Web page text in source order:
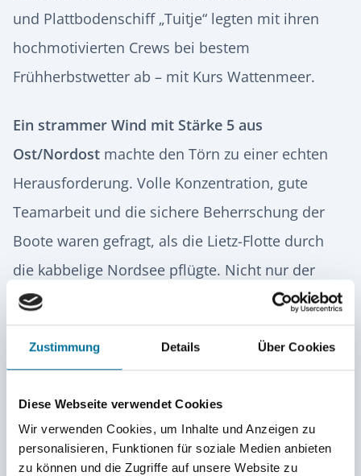
Zustimmung Details Über Cookies
Diese Webseite verwendet Cookies
Wir verwenden Cookies, um Inhalte und Anzeigen zu
personalisieren, Funktionen für soziale Medien anbieten
zu können und die Zugriffe auf unsere Website zu
und Plattbodenschiff „Tuitje“ legten mit ihren
hochmotivierten Crews bei bestem
Frühherbstwetter ab – mit Kurs Wattenmeer.
Ein strammer Wind mit Stärke 5 aus
Ost/Nordost machte den Törn zu einer echten
Herausforderung. Volle Konzentration, gute
Teamarbeit und die sichere Beherrschung der
Boote waren gefragt, als die Lietz-Flotte durch
die kabbelige Nordsee pflügte. Nicht nur der
Wind, sondern auch die verschiedenen
Strömungen bei ablaufendem Wasser mussten
die Rudergänger gut einschätzen und oft auch
sicheren Fahrwasser zu geraten.
Saß dann doch einmal ein Boot auf einer